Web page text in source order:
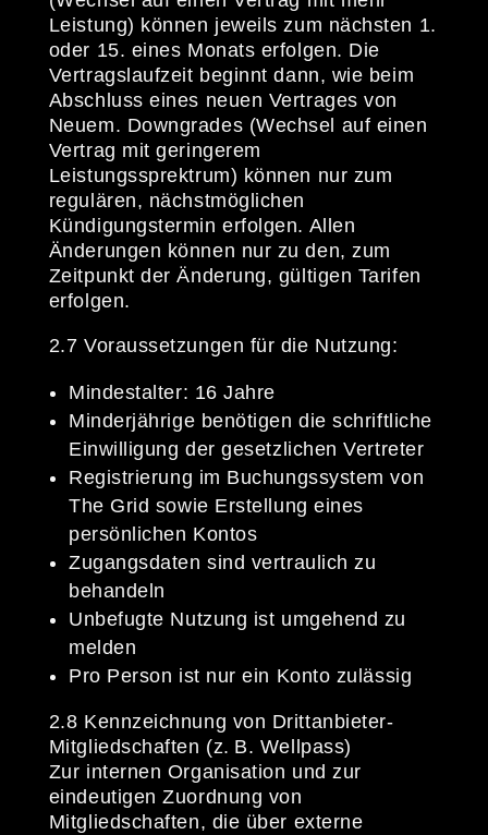
Leistung) können jeweils zum nächsten 1.
oder 15. eines Monats erfolgen. Die
Vertragslaufzeit beginnt dann, wie beim
Abschluss eines neuen Vertrages von
Neuem. Downgrades (Wechsel auf einen
Vertrag mit geringerem
Leistungssprektrum) können nur zum
regulären, nächstmöglichen
Kündigungstermin erfolgen. Allen
Änderungen können nur zu den, zum
Zeitpunkt der Änderung, gültigen Tarifen
erfolgen.
2.7 Voraussetzungen für die Nutzung:
Mindestalter: 16 Jahre
Minderjährige benötigen die schriftliche
Einwilligung der gesetzlichen Vertreter
Registrierung im Buchungssystem von
The Grid sowie Erstellung eines
persönlichen Kontos
Zugangsdaten sind vertraulich zu
behandeln
Unbefugte Nutzung ist umgehend zu
melden
Pro Person ist nur ein Konto zulässig
2.8 Kennzeichnung von Drittanbieter-
Mitgliedschaften (z. B. Wellpass)
Zur internen Organisation und zur
eindeutigen Zuordnung von
Mitgliedschaften, die über externe